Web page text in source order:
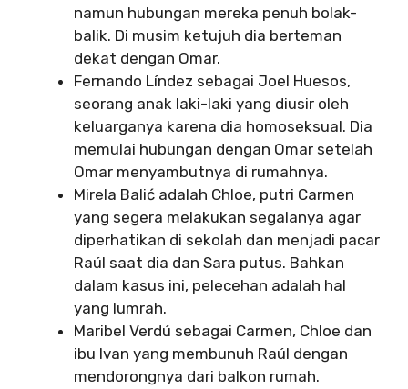
namun hubungan mereka penuh bolak-
balik. Di musim ketujuh dia berteman
dekat dengan Omar.
Fernando Líndez sebagai Joel Huesos,
seorang anak laki-laki yang diusir oleh
keluarganya karena dia homoseksual. Dia
memulai hubungan dengan Omar setelah
Omar menyambutnya di rumahnya.
Mirela Balić adalah Chloe, putri Carmen
yang segera melakukan segalanya agar
diperhatikan di sekolah dan menjadi pacar
Raúl saat dia dan Sara putus. Bahkan
dalam kasus ini, pelecehan adalah hal
yang lumrah.
Maribel Verdú sebagai Carmen, Chloe dan
ibu Ivan yang membunuh Raúl dengan
mendorongnya dari balkon rumah.